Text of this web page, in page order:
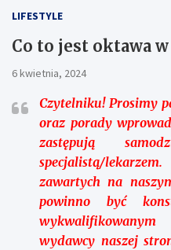
LIFESTYLE
Co to jest oktawa
6 kwietnia, 2024
Czytelniku!Prosimy
oraz porady
zastępują
specjalistą/
zawartych na
powinno być
wydawcy naszej